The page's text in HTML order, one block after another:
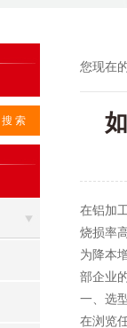
您现在
在铝加
烧损率
为降本
部企业
一、选
在浏览